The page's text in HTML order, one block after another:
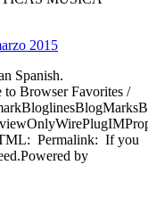
2015
Spanish.
to Browser Favorites /
Permalink: If you
by